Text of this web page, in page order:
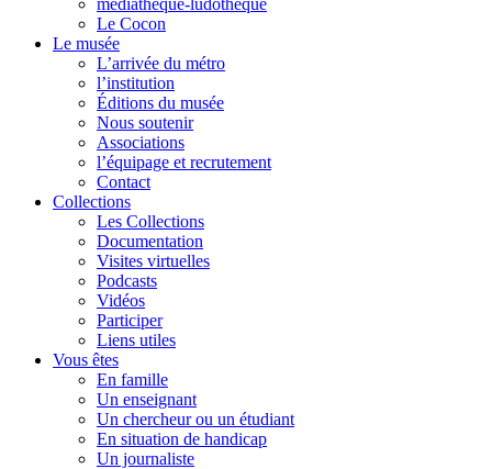
médiathèque-ludothèque
Le Cocon
Le musée
L’arrivée du métro
l’institution
Éditions du musée
Nous soutenir
Associations
l’équipage et recrutement
Contact
Collections
Les Collections
Documentation
Visites virtuelles
Podcasts
Vidéos
Participer
Liens utiles
Vous êtes
En famille
Un enseignant
Un chercheur ou un étudiant
En situation de handicap
Un journaliste